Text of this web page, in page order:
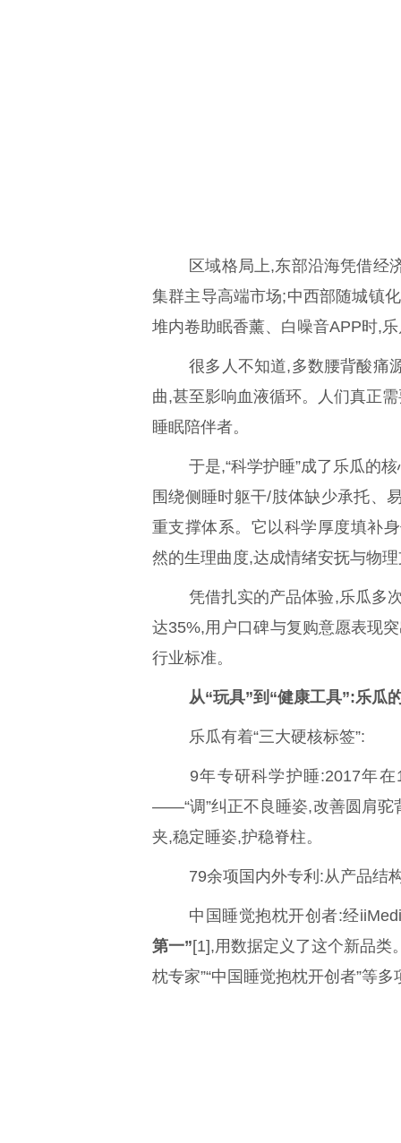
区域格局上,东部沿海凭借经
集群主导高端市场;中西部随城镇
堆内卷助眠香薰、白噪音APP时,
很多人不知道,多数腰背酸痛
曲,甚至影响血液循环。人们真正
睡眠陪伴者。
于是,“科学护睡”成了乐瓜的
围绕侧睡时躯干/肢体缺少承托、
重支撑体系。它以科学厚度填补
然的生理曲度,达成情绪安抚与物
凭借扎实的产品体验,乐瓜多
达35%,用户口碑与复购意愿表现
行业标准。
从“玩具”到“健康工具”:乐瓜
乐瓜有着“三大硬核标签”:
9年专研科学护睡:2017年
——“调”纠正不良睡姿,改善圆肩驼
夹,稳定睡姿,护稳脊柱。
79余项国内外专利:从产品结
中国睡觉抱枕开创者:经
第一”[1],用数据定义了这个新品类
枕专家”“中国睡觉抱枕开创者”等